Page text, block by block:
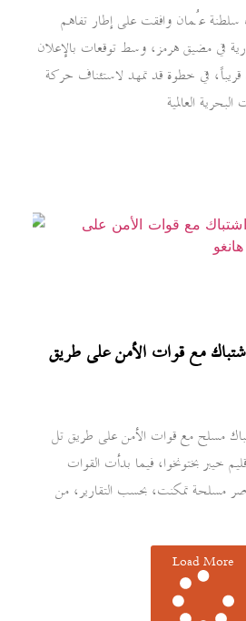
سلطنة عُمان وافقت على إطار تفاهم
في مضيق هرمز، وسط توقعات بالإعلان
قريباً، في خطوة قد تمهد لاستئناف حركة
العالمية
اشتباك مع قوات الأمن على طريق
مسلح مع قوات الأمن على طريق تل
خيبر بختونخوا، فيما بدأت القوات
مسلحة تمكنت، بحسب التقارير، من
Load More